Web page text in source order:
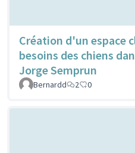
Création d'un espace
besoins des chiens
Jorge Semprun
Bernardd 2 0